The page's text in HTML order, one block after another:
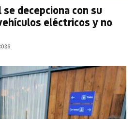
se decepciona con su
eléctricos y no